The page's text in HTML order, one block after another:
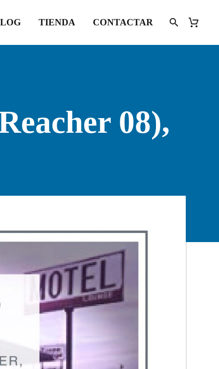
TIENDA CONTACTAR
08),